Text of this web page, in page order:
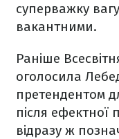
суперважку
вакантними.
Раніше
оголосила
претендентом
після ефектної
відразу ж